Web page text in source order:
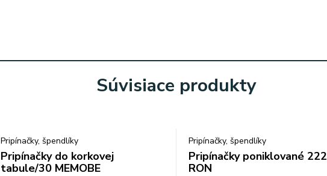
Súvisiace produkty
Pripínačky, špendlíky
Pripínačky do korkovej
tabule/30 MEMOBE
Pripínačky, špendlíky
Pripínačky poniklované 222
RON